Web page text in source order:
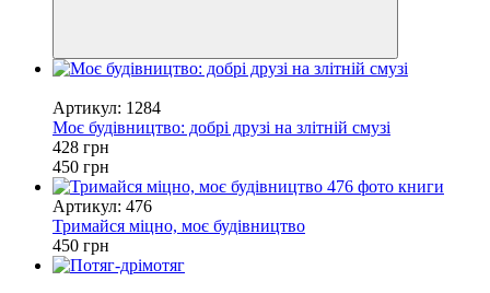
Артикул: 1284
Моє будівництво: добрі друзі на злітній смузі
428 грн
450 грн
Артикул: 476
Тримайся міцно, моє будівництво
450 грн